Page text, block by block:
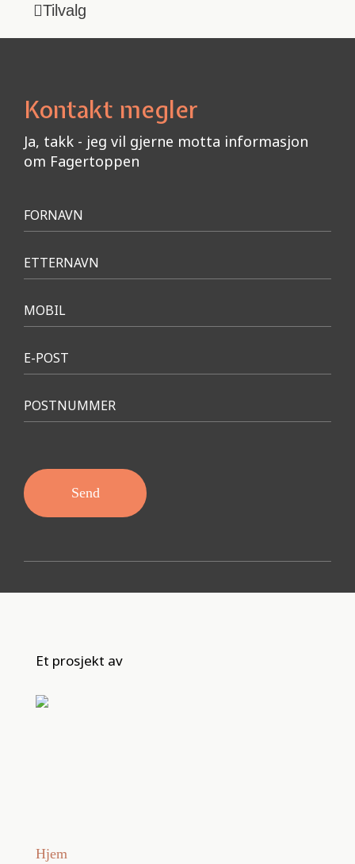
Tilvalg
Kontakt megler
Ja, takk - jeg vil gjerne motta informasjon
om Fagertoppen
Meld
interesse
FORNAVN
ETTERNAVN
MOBIL
E-POST
POSTNUMMER
Send
Et prosjekt av
Hjem